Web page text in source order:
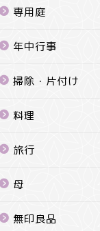
専用庭
年中行事
掃除・片付け
料理
旅行
母
無印良品